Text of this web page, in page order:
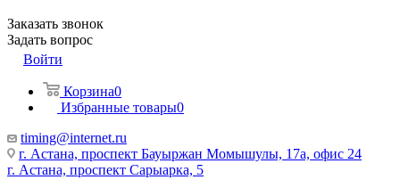
Заказать звонок
Задать вопрос
Войти
Корзина0
Избранные товары0
timing@internet.ru
г. Астана, проспект Бауыржан Момышулы, 17а, офис 24
г. Астана, проспект Сарыарка, 5